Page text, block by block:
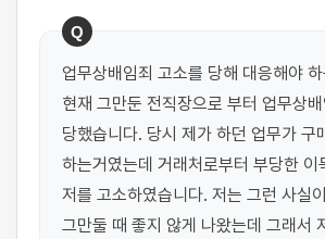
Q
업무상배임죄 고소를 당해 대응해야
현재 그만둔 전직장으로 부터 업무상
당했습니다. 당시 제가 하던 업무가 구
하는거였는데 거래처로부터 부당한 이
저를 고소하였습니다. 저는 그런 사실
그만둘 때 좋지 않게 나왔는데 그래서